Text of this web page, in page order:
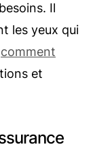
Il
les yeux qui
comment
et